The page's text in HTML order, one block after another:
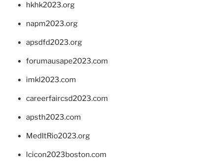
hkhk2023.org
napm2023.org
apsdfd2023.org
forumausape2023.com
imkl2023.com
careerfaircsd2023.com
apsth2023.com
MedItRio2023.org
lcicon2023boston.com